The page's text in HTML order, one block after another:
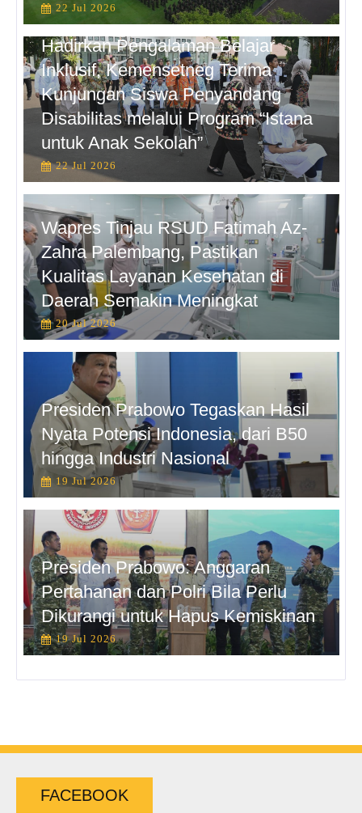
22 Jul 2026
Hadirkan Pengalaman Belajar
Inklusif, Kemensetneg Terima
Kunjungan Siswa Penyandang
Disabilitas melalui Program “Istana
untuk Anak Sekolah”
22 Jul 2026
Wapres Tinjau RSUD Fatimah Az-
Zahra Palembang, Pastikan
Kualitas Layanan Kesehatan di
Daerah Semakin Meningkat
20 Jul 2026
Presiden Prabowo Tegaskan Hasil
Nyata Potensi Indonesia, dari B50
hingga Industri Nasional
19 Jul 2026
Presiden Prabowo: Anggaran
Pertahanan dan Polri Bila Perlu
Dikurangi untuk Hapus Kemiskinan
19 Jul 2026
FACEBOOK